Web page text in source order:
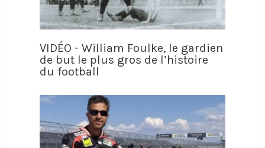
VIDÉO - William Foulke, le gardien
de but le plus gros de l’histoire
du football